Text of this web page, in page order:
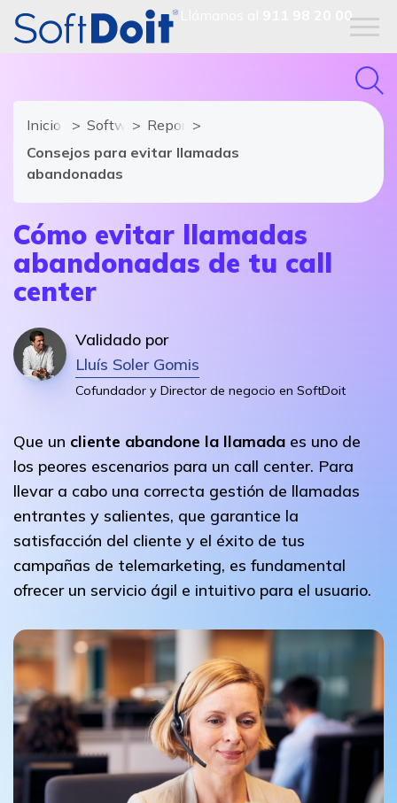
911 98 20 00
Inicio Software de Contact Center
Reportajes
Consejos para evitar llamadas
abandonadas
Cómo evitar llamadas
abandonadas de tu call
center
Validado por
Lluís Soler Gomis
Cofundador y Director de negocio en SoftDoit
Que un cliente abandone la llamada es uno de
los peores escenarios para un call center. Para
llevar a cabo una correcta gestión de llamadas
entrantes y salientes, que garantice la
satisfacción del cliente y el éxito de tus
campañas de telemarketing, es fundamental
ofrecer un servicio ágil e intuitivo para el usuario.